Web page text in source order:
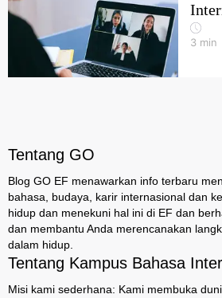
3 min
Tentang GO
Blog GO EF menawarkan info terbaru
bahasa, budaya, karir internasional dan
hidup dan menekuni hal ini di EF dan
dan membantu Anda merencanakan
dalam hidup.
Tentang Kampus Bahasa
Misi kami sederhana: Kami membuka